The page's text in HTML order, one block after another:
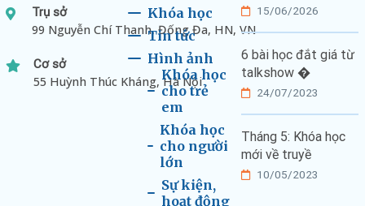
Trụ sở
99 Nguyễn Chí Thanh, Đống Đa, HN, VN
Cơ sở
55 Huỳnh Thúc Kháng, Hà Nội
Khóa học
Tin tức
Hình ảnh
Khóa học
cho trẻ
em
Khóa học
cho người
lớn
Sự kiện,
hoạt động
15/06/2026
6 bài học đắt giá từ
talkshow �
24/07/2023
Tháng 5: Khóa học
mới về truyề
10/05/2023